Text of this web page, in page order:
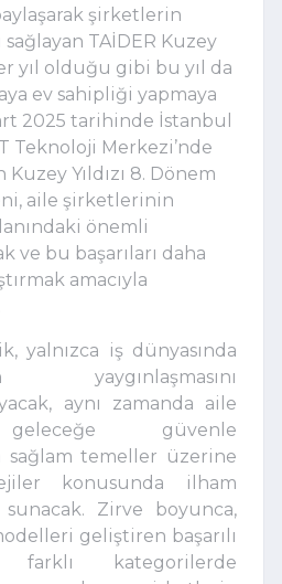
şirketlerin
TAİDER Kuzey
yıl olduğu gibi bu yıl da
ev sahipliği yapmaya
2025 tarihinde İstanbul
Teknoloji Merkezi’nde
Yıldızı 8. Dönem
aile şirketlerinin
önemli
ve bu başarıları daha
amacıyla
yalnızca iş dünyasında
yaygınlaşmasını
aynı zamanda aile
güvenle
sağlam temeller üzerine
konusunda ilham
Zirve boyunca,
geliştiren başarılı
kategorilerde